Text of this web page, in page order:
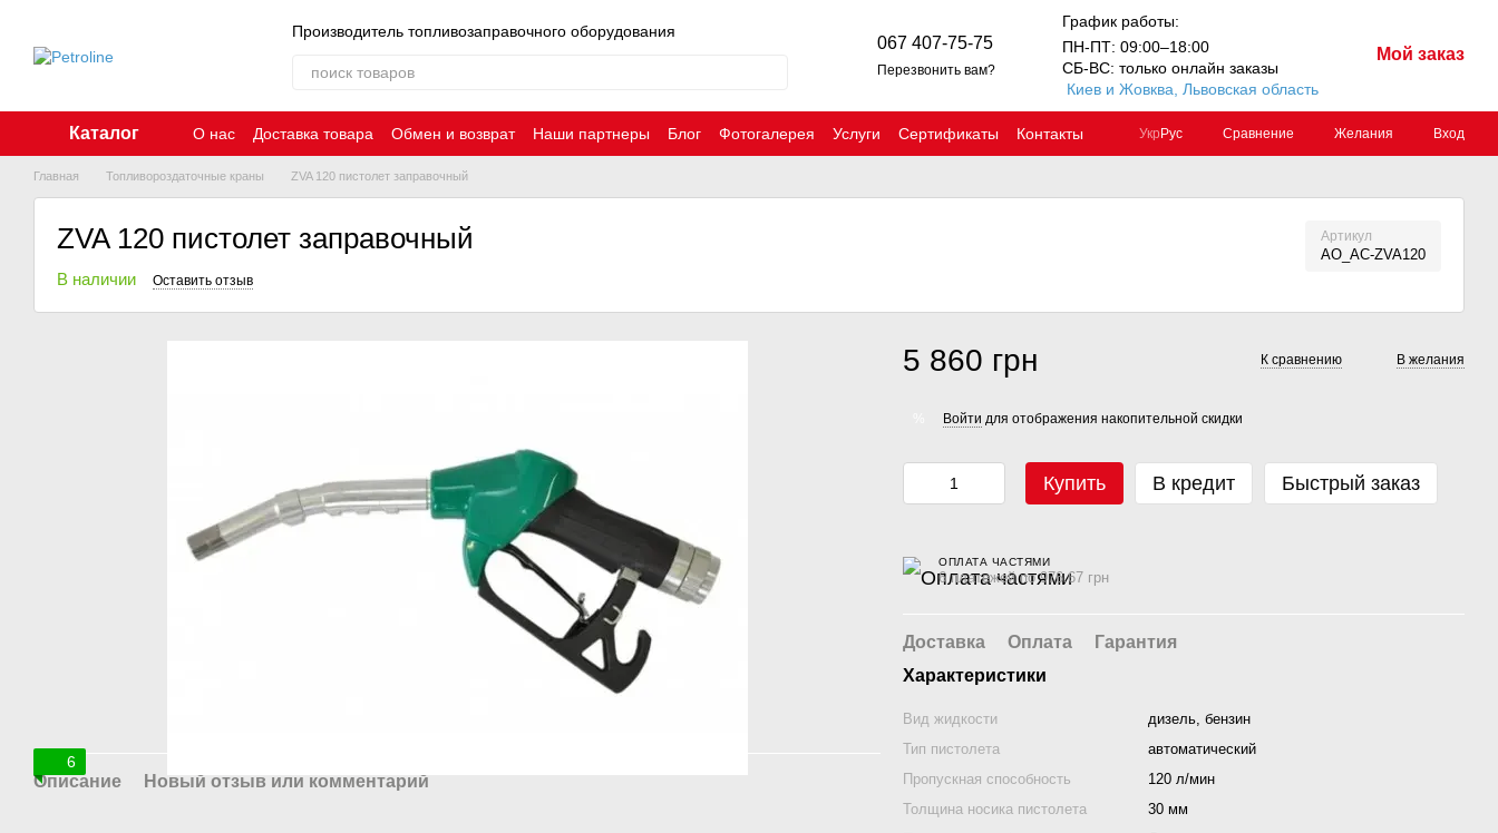
Производитель топливозаправочного оборудования
067 407-75-75
Перезвонить вам?
График работы:
ПН-ПТ: 09:00–18:00
СБ-ВС: только онлайн заказы
Киев и Жовква, Львовская область
Мой заказ
Каталог О нас Доставка товара Обмен и возврат Наши партнеры Блог Фотогалерея Услуги Сертификаты Контакты Укр Рус Сравнение Желания Вход
Главная Топливороздаточные краны ZVA 120 пистолет заправочный
ZVA 120 пистолет заправочный Артикул
AO_AC-ZVA120
В наличии Оставить отзыв
6
Описание Новый отзыв или комментарий
5 860 грн К сравнению В желания
Войти для отображения накопительной скидки
Купить В кредит Быстрый заказ
ОПЛАТА ЧАСТЯМИ
6 платежей по 976.67 грн
Доставка Оплата
Гарантия
Характеристики
Вид жидкости
дизель, бензин
Тип пистолета
автоматический
Пропускная способность
120 л/мин
Толщина носика пистолета
30 мм